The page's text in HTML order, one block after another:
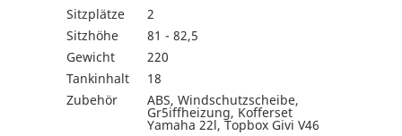
Sitzplätze
2
Sitzhöhe
81 - 82,5
Gewicht
220
Tankinhalt
18
Zubehör
ABS, Windschutzscheibe,
Gr5iffheizung, Kofferset
Yamaha 22l, Topbox Givi V46